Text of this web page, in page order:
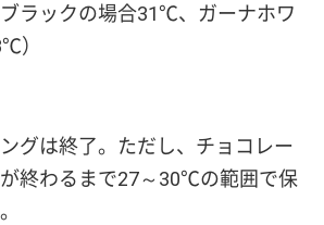
ラックの場合31℃、ガーナホワ
）
グは終了。ただし、チョコレー
が終わるまで27～30℃の範囲で保